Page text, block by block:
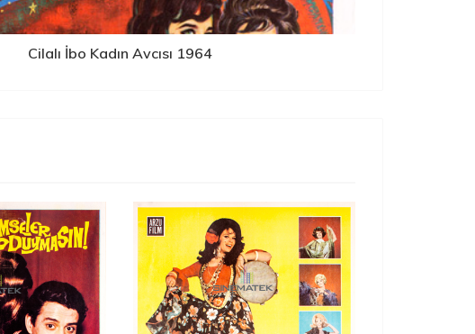
Cilalı İbo Kadın Avcısı 1964